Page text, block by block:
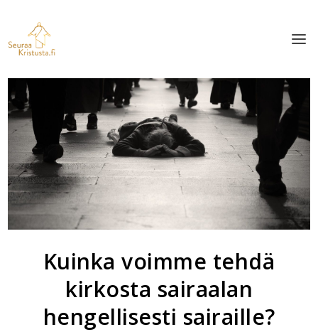
Kuinka voimme tehdä
kirkosta sairaalan
hengellisesti sairaille?